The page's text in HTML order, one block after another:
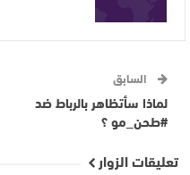
السابق
لماذا سأتظاهر بالرباط ضد
#طحن_مو ؟
تعليقات الزوار